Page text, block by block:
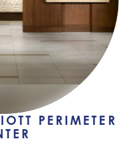
PERIMETER